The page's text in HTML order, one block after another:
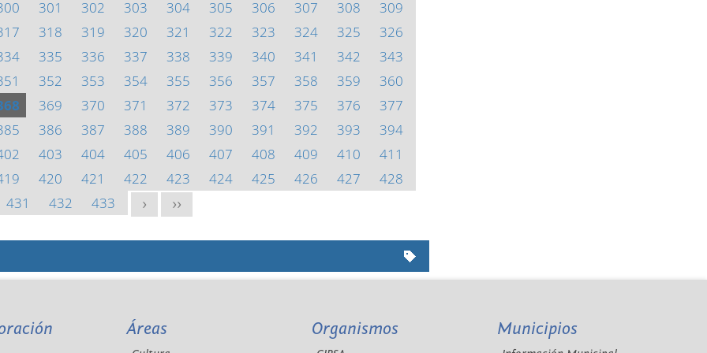
301 302 303 304 305 306 307 308
309
318 319 320 321 322 323 324 325
326
335 336 337 338 339 340 341 342
343
352 353 354 355 356 357 358 359
360
369 370 371 372 373 374 375 376
377
386 387 388 389 390 391 392 393
394
403 404 405 406 407 408 409 410
411
420 421 422 423 424 425 426 427
428
431
432 433 > >>
Áreas Organismos Municipios